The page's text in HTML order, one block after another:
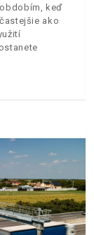
keď
ako